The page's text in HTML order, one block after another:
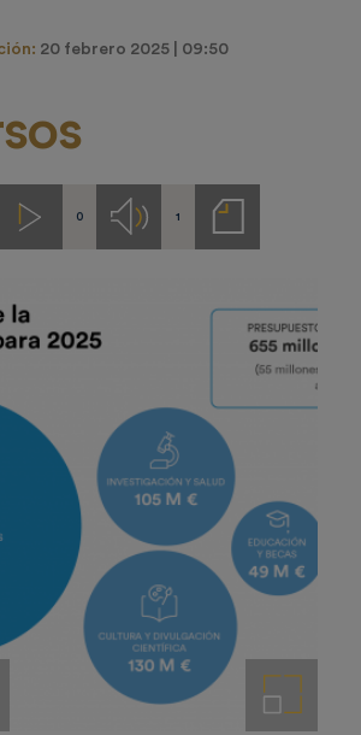
20 febrero 2025 | 09:50
Videos
0 Audios1
Notas
de
Ampliar imagen